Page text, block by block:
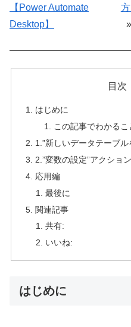
【Power Automate
Desktop】
»
目次
はじめに
この記事でわかるこ
1.”新しいデータテーブ
2.”変数の設定”アクショ
応用編
最後に
関連記事
共有:
いいね:
はじめに